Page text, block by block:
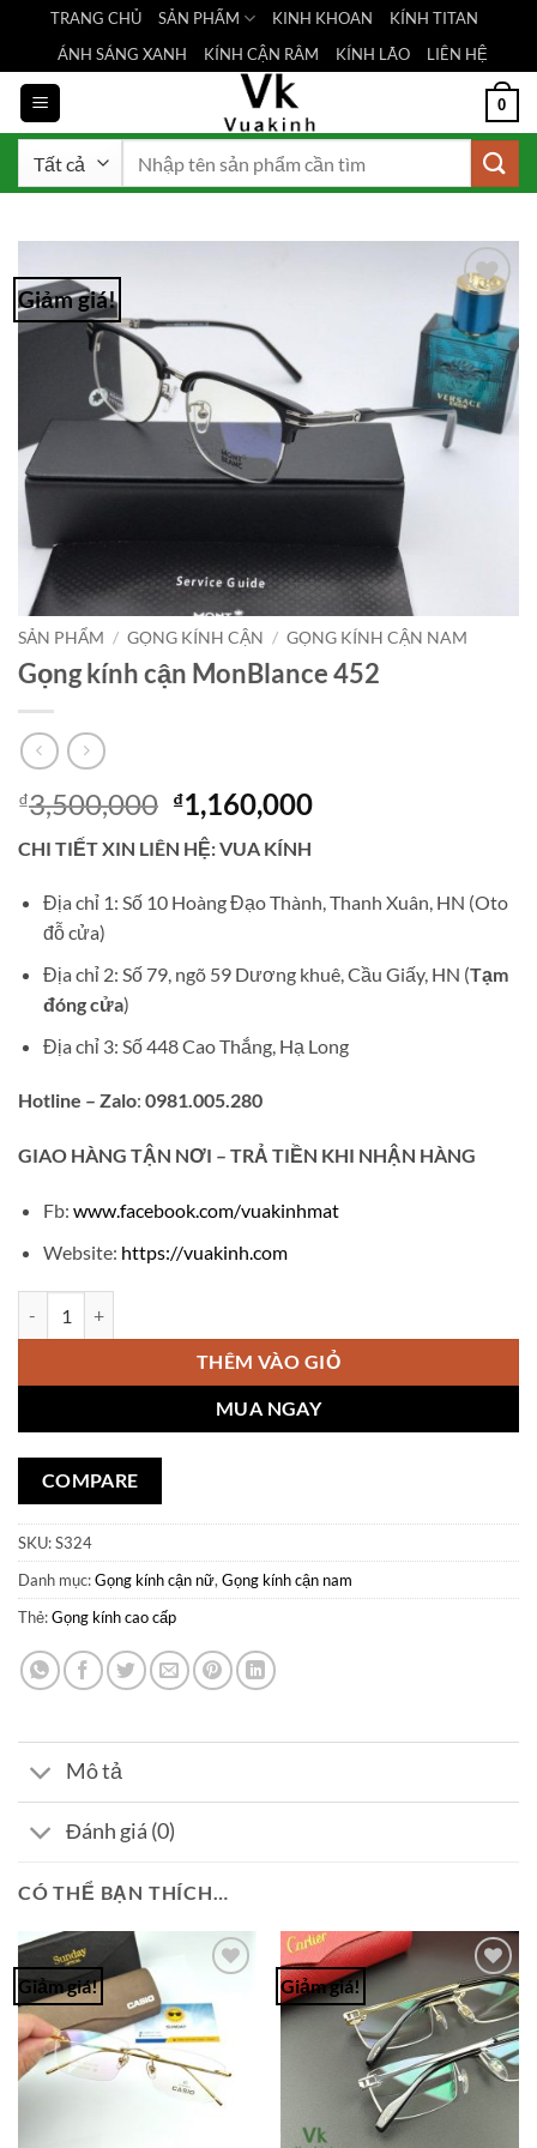
nội
dung
TRANG CHỦ SẢN PHẨM KINH KHOAN
KÍNH TITAN
ÁNH SÁNG XANH
KÍNH CẬN RÂM KÍNH LÃO LIÊN HỆ
0
Giảm giá!
Add to
Wishlist
SẢN PHẨM / GỌNG KÍNH CẬN / GỌNG KÍNH CẬN NAM
Gọng kính cận MonBlance 452
₫3,500,000 Giá
gốc
là:
₫3,500,000.
₫1,160,000Giá
là:
₫1,160,000.
CHI TIẾT XIN LIÊN HỆ: VUA KÍNH
Địa chỉ 1: Số 10 Hoàng Đạo Thành, Thanh Xuân, HN (Oto
đỗ cửa)
Địa chỉ 2: Số 79, ngõ 59 Dương khuê, Cầu Giấy, HN (Tạm
đóng cửa)
Địa chỉ 3: Số 448 Cao Thắng, Hạ Long
Hotline – Zalo: 0981.005.280
GIAO HÀNG TẬN NƠI – TRẢ TIỀN KHI NHẬN HÀNG
Fb: www.facebook.com/vuakinhmat
Website: https://vuakinh.com
THÊM VÀO GIỎ
MUA NGAY
COMPARE
SKU:S324
Danh mục:Gọng kính cận nữ, Gọng kính cận nam
Thẻ:Gọng kính cao cấp
Mô tả
Đánh giá (0)
CÓ THỂ BẠN THÍCH…
Giảm giá!
Wishlist
Giảm giá!
Add to
Wishlist